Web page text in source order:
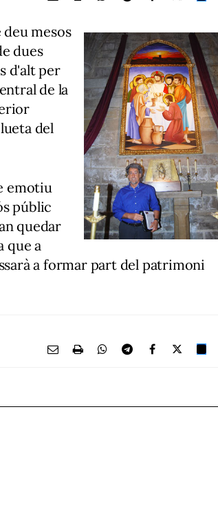
mesos
dues
d'alt per
de la
del
emotiu
públic
quedar
que a
a formar part del patrimoni